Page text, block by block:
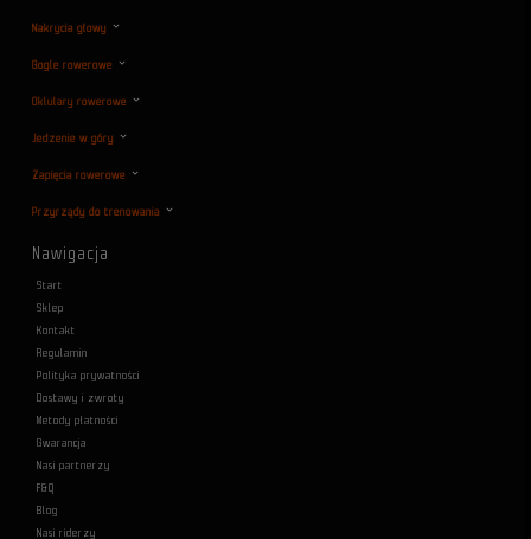
Nakrycia głowy
Gogle rowerowe
Oklulary rowerowe
Jedzenie w góry
Zapięcia rowerowe
Przyrządy do trenowania
Nawigacja
Start
Sklep
Kontakt
Regulamin
Polityka prywatności
Dostawy i zwroty
Metody płatności
Gwarancja
Nasi partnerzy
F&Q
Blog
Nasi riderzy